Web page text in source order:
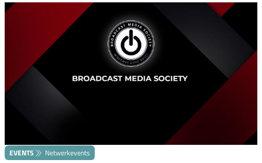
EVENTS Netwerkevents